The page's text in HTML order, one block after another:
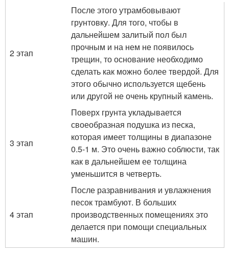
2 этап
После этого утрамбовывают
грунтовку. Для того, чтобы в
дальнейшем залитый пол был
прочным и на нем не появилось
трещин, то основание необходимо
сделать как можно более твердой. Для
этого обычно используется щебень
или другой не очень крупный камень.
3 этап
Поверх грунта укладывается
своеобразная подушка из песка,
которая имеет толщины в диапазоне
0.5-1 м. Это очень важно соблюсти, так
как в дальнейшем ее толщина
уменьшится в четверть.
4 этап
После разравнивания и увлажнения
песок трамбуют. В больших
производственных помещениях это
делается при помощи специальных
машин.